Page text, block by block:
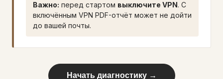
Важно: перед стартом выключите VPN. С
включённым VPN PDF-отчёт может не дойти
до вашей почты.
Начать диагностику →